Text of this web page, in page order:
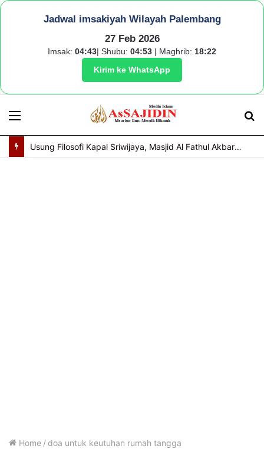
Jadwal imsakiyah Wilayah Palembang
27 Feb 2026
Imsak: 04:43| Shubu: 04:53 | Maghrib: 18:22
Kirim ke WhatsApp
Menu
Usung Filosofi Kapal Sriwijaya, Masjid Al Fathul Akbar Siap Tampil Lebih Ikonik
Home /doa untuk keutuhan rumah tangga